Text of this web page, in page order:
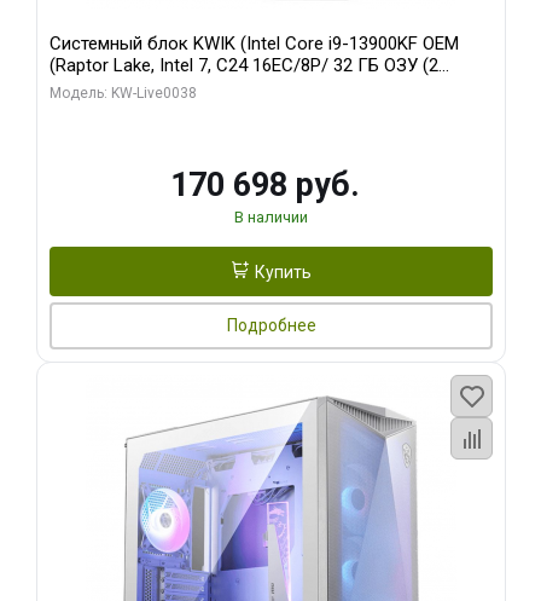
Системный блок KWIK (Intel Core i9-13900KF OEM
(Raptor Lake, Intel 7, C24 16EC/8P/ 32 ГБ ОЗУ (2
модуля)/ Gigabyte RX9070XT GAMING OC 16GB GDDR6
Модель: KW-Live0038
170 698 руб.
В наличии
Купить
Подробнее